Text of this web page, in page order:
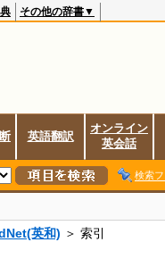
その他の辞書▼
英語翻訳
オンライン
英会話
検索
英和) ＞ 索引